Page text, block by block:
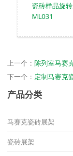
瓷砖样品旋
ML031
上一个： 陈列室马赛
下一个： 定制马赛克
产品分类
马赛克瓷砖展架
瓷砖展架